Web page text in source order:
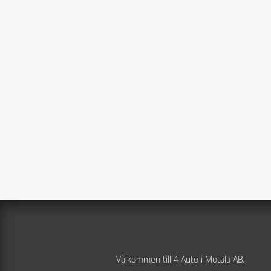
Välkommen till 4 Auto i Motala AB.